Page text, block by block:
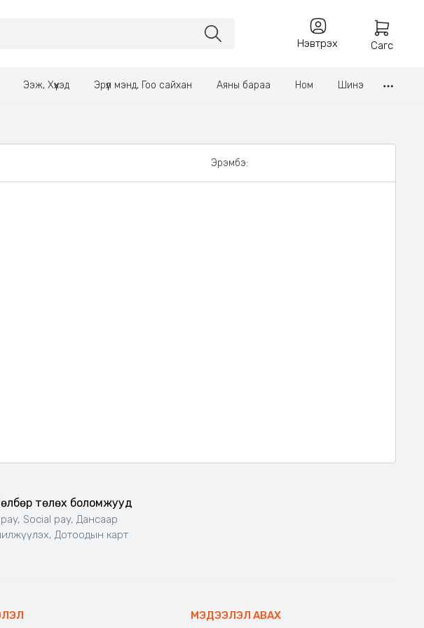
Нэвтрэх Сагс
Ээж, Хүүхэд Эрүүл мэнд, Гоо сайхан Аяны бараа Ном Шинэ
Эрэмбэ:
төлөх боломжууд
Social pay, Дансаар
Дотоодын карт
МЭДЭЭЛЭЛ АВАХ